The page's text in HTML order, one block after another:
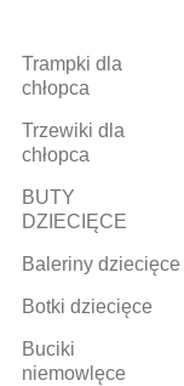
Trampki dla
chłopca
Trzewiki dla
chłopca
BUTY
DZIECIĘCE
Baleriny dziecięce
Botki dziecięce
Buciki
niemowlęce